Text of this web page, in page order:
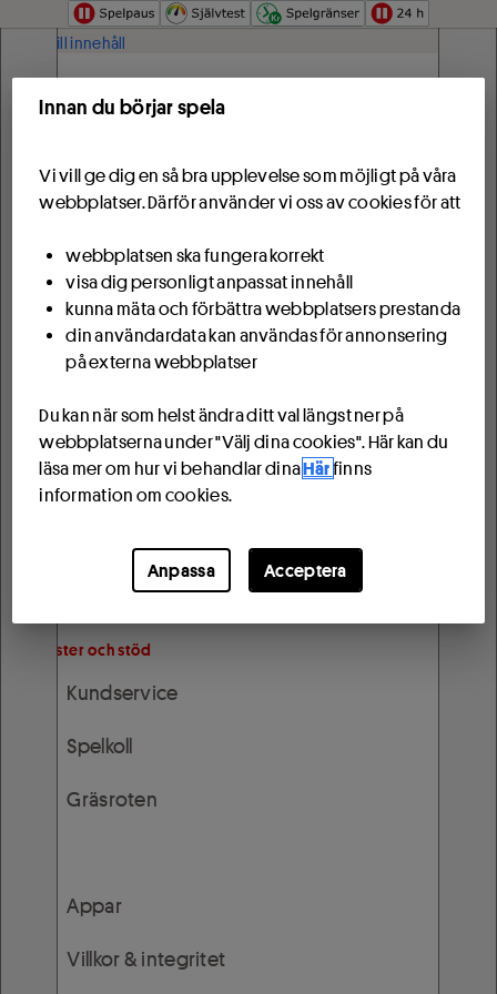
Hoppa till innehåll
Start
Spela
Spel
PIX - Färdiga spel
Resultat
Sportservice
Spela tillsammans
Spela i lag
Köpta andelar
Tjänster och stöd
Kundservice
Spelkoll
Gräsroten
Appar
Villkor & integritet
Innan du börjar spela
Vi vill ge dig en så bra upplevelse som möjligt på våra
webbplatser. Därför använder vi oss av cookies för att
webbplatsen ska fungera korrekt
visa dig personligt anpassat innehåll
kunna mäta och förbättra webbplatsers prestanda
din användardata kan användas för annonsering
på externa webbplatser
Du kan när som helst ändra ditt val längst ner på
webbplatserna under "Välj dina cookies". Här kan du
läsa mer om hur vi behandlar dinaHär finns
information om cookies.
Anpassa Acceptera